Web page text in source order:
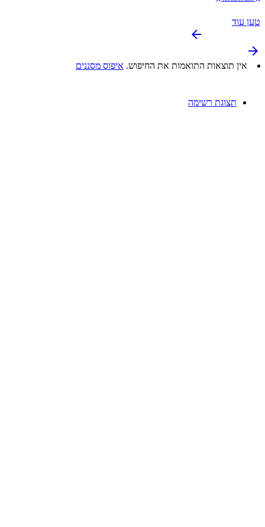
טען עוד
arrow_backward
arrow_forward
אין תוצאות התואמות את החיפוש. איפוס מסננים
תצוגת רשימה